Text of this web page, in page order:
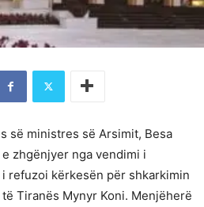
së ministres së Arsimit, Besa
zhgënjyer nga vendimi i
refuzoi kërkesën për shkarkimin
Tiranës Mynyr Koni. Menjëherë